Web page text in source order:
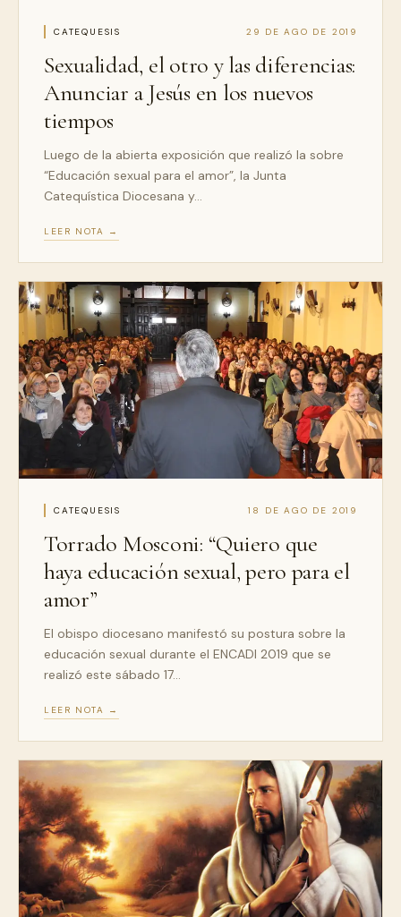
CATEQUESIS 29 DE AGO DE 2019
Sexualidad, el otro y las diferencias:
Anunciar a Jesús en los nuevos
tiempos
Luego de la abierta exposición que realizó la sobre
“Educación sexual para el amor”, la Junta
Catequística Diocesana y…
LEER NOTA →
CATEQUESIS 18 DE AGO DE 2019
Torrado Mosconi: “Quiero que
haya educación sexual, pero para el
amor”
El obispo diocesano manifestó su postura sobre la
educación sexual durante el ENCADI 2019 que se
realizó este sábado 17…
LEER NOTA →